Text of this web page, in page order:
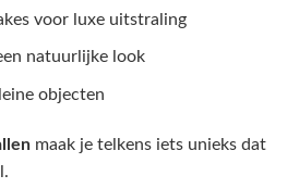
voor luxe uitstraling
natuurlijke look
objecten
maak je telkens iets unieks dat